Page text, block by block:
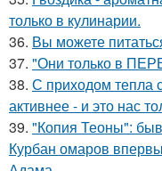
только в кулинарии.
36. Вы можете
37. "Они только в
38. С приходом тепла
активнее - и это нас
39. "Копия Теоны":
Курбан омаров